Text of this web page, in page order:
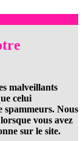
malveillants
celui
spammeurs. Nous
vous avez
sur le site.